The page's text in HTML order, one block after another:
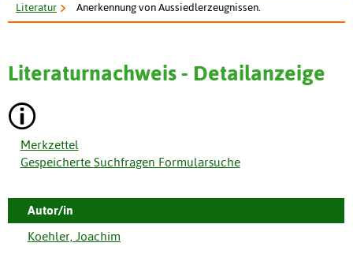
Literatur Anerkennung von Aussiedlerzeugnissen.
Literaturnachweis - Detailanzeige
Merkzettel
Gespeicherte Suchfragen Formularsuche
Autor/in
Koehler, Joachim